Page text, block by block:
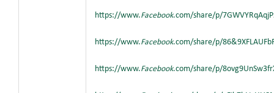
https://www.Facebook.com/share/p/
https://www.Facebook.com/share/p/
https://www.Facebook.com/share/p/